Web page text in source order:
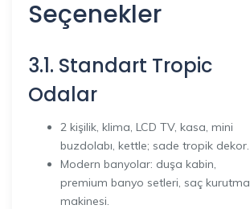
Seçenekler
3.1. Standart Tropic
Odalar
2 kişilik, klima, LCD TV, kasa, mini
buzdolabı, kettle; sade tropik dekor.
Modern banyolar: duşa kabin,
premium banyo setleri, saç kurutma
makinesi.